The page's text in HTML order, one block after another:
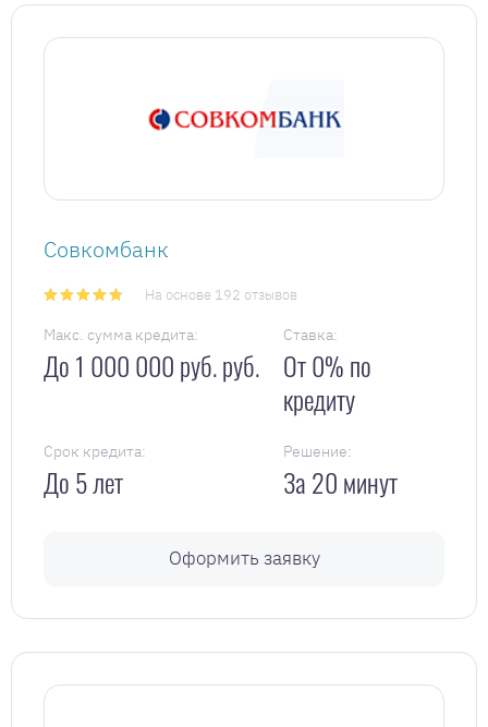
Совкомбанк
На основе 192 отзывов
Макс. сумма кредита:
До 1 000 000 руб. руб.
Ставка:
От 0% по
кредиту
Срок кредита:
До 5 лет
Решение:
За 20 минут
Оформить заявку